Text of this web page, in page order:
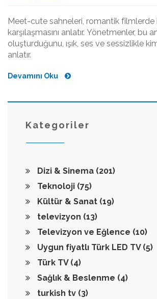
Meet-cute sahneleri, romantik filmlerde
karşılaşmasını anlatır. Yönetmenler, bu
oluşturduğunu, ışık, ses ve sessizlikle
anlatır.
Devamını Oku
Kategoriler
Dizi & Sinema (201)
Teknoloji (75)
Kültür & Sanat (19)
televizyon (13)
Televizyon ve Eğlence (10)
Uygun fiyatlı Türk LED TV (5)
Türk TV (4)
Sağlık & Beslenme (4)
turkish tv (3)